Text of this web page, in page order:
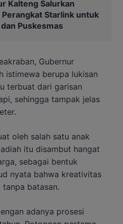
Kalteng Salurkan
Perangkat Starlink untuk
Puskesmas
Gubernur
istimewa berupa lukisan
terbuat dari garisan
sehingga tampak jelas
oleh salah satu anak
itu disambut hangat
sebagai bentuk
nyata bahwa kreativitas
batasan.
adanya prosesi